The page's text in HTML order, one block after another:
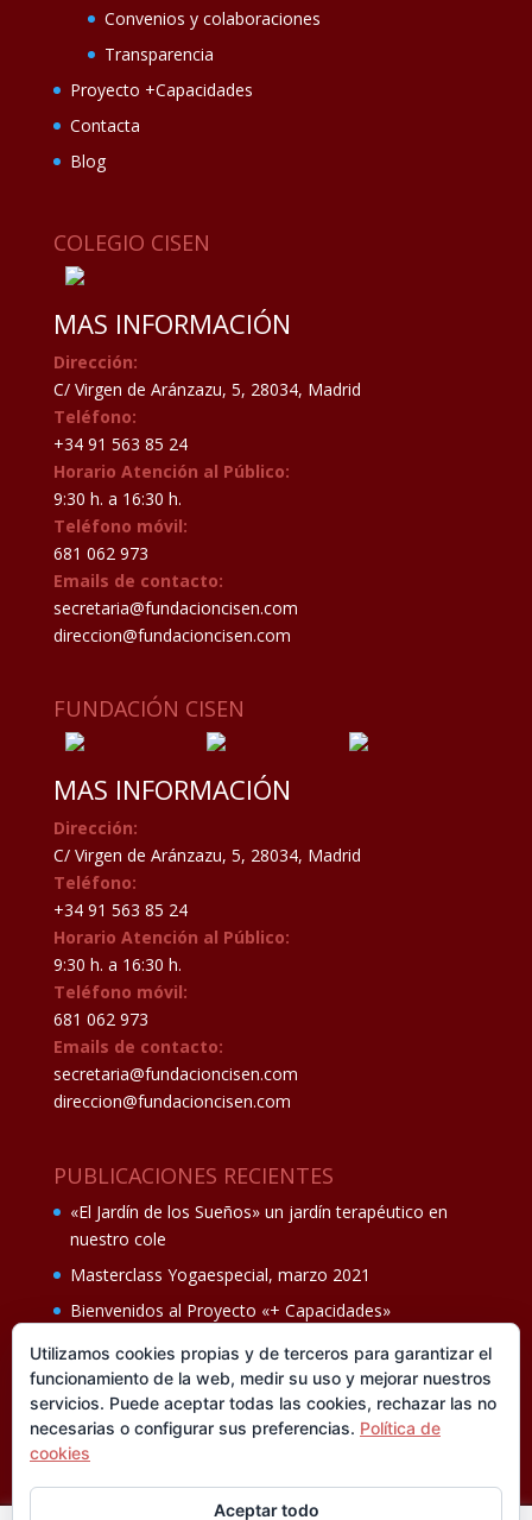
Convenios y colaboraciones
Transparencia
Proyecto +Capacidades
Contacta
Blog
COLEGIO CISEN
MAS INFORMACIÓN
Dirección:
C/ Virgen de Aránzazu, 5, 28034, Madrid
Teléfono:
+34 91 563 85 24
Horario Atención al Público:
9:30 h. a 16:30 h.
Teléfono móvil:
681 062 973
Emails de contacto:
secretaria@fundacioncisen.com
direccion@fundacioncisen.com
FUNDACIÓN CISEN
MAS INFORMACIÓN
Dirección:
C/ Virgen de Aránzazu, 5, 28034, Madrid
Teléfono:
+34 91 563 85 24
Horario Atención al Público:
9:30 h. a 16:30 h.
Teléfono móvil:
681 062 973
Emails de contacto:
secretaria@fundacioncisen.com
direccion@fundacioncisen.com
PUBLICACIONES RECIENTES
«El Jardín de los Sueños» un jardín terapéutico en
nuestro cole
Masterclass Yogaespecial, marzo 2021
Bienvenidos al Proyecto «+ Capacidades»
Fiesta de fin de curso Los oficios 14 de junio
Ganadores del II Programa educativo Cuídate +
Utilizamos cookies propias y de terceros para garantizar el
funcionamiento de la web, medir su uso y mejorar nuestros
servicios. Puede aceptar todas las cookies, rechazar las no
necesarias o configurar sus preferencias. Política de
cookies
Aceptar todo